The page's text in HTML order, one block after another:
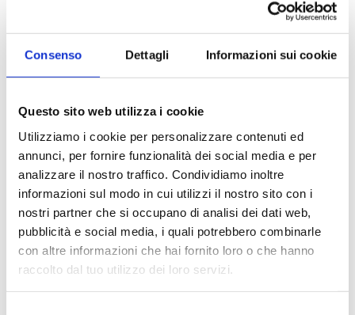
Consenso Dettagli Informazioni sui cookie
Questo sito web utilizza i cookie
Utilizziamo i cookie per personalizzare contenuti ed
annunci, per fornire funzionalità dei social media e per
analizzare il nostro traffico. Condividiamo inoltre
informazioni sul modo in cui utilizzi il nostro sito con i
nostri partner che si occupano di analisi dei dati web,
pubblicità e social media, i quali potrebbero combinarle
con altre informazioni che hai fornito loro o che hanno
raccolto dal tuo utilizzo dei loro servizi.
Codici prodotto
CODE
DESCRIZIONE
SQFY015938
PALLONE A PERA RDV
29/32 100ml
100ml
SQFY015939
PALLONE A PERA RDV
29/32 250ml
250ml
SQFY015940
PALLONE A PERA RDV
29/32 500ml
500ml
SQFY015934
PALLONE A PERA RDV
1000ml